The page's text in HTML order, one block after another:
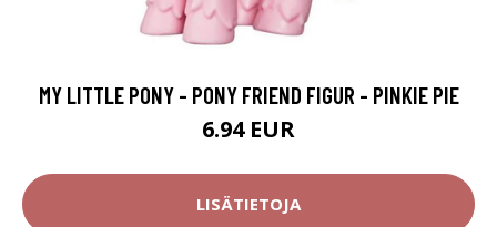
MY LITTLE PONY - PONY FRIEND FIGUR - PINKIE PIE
6.94 EUR
LISÄTIETOJA